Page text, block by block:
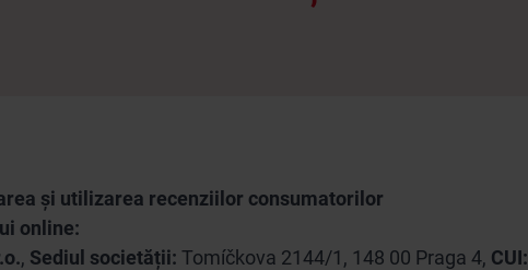
și utilizarea recenziilor consumatorilor
online:
, Sediul societății: Tomíčkova 2144/1, 148 00 Praga 4, CUI: